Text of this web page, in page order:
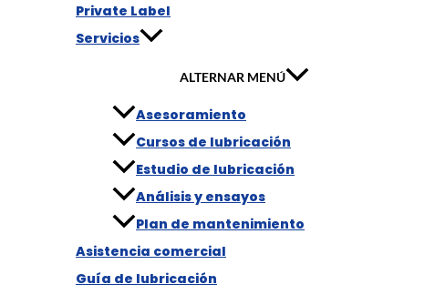
Private Label
Servicios
ALTERNAR MENÚ
Asesoramiento
Cursos de lubricación
Estudio de lubricación
Análisis y ensayos
Plan de mantenimiento
Asistencia comercial
Guía de lubricación